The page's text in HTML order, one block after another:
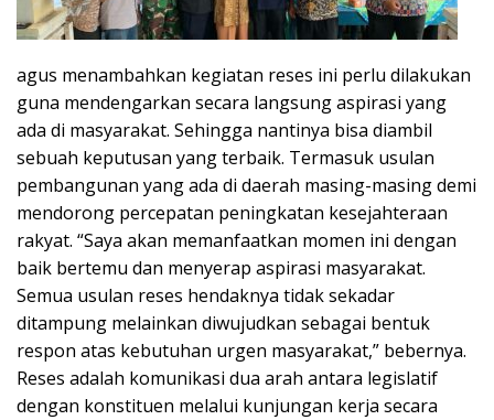
agus menambahkan kegiatan reses ini perlu dilakukan
guna mendengarkan secara langsung aspirasi yang
ada di masyarakat. Sehingga nantinya bisa diambil
sebuah keputusan yang terbaik. Termasuk usulan
pembangunan yang ada di daerah masing-masing demi
mendorong percepatan peningkatan kesejahteraan
rakyat. “Saya akan memanfaatkan momen ini dengan
baik bertemu dan menyerap aspirasi masyarakat.
Semua usulan reses hendaknya tidak sekadar
ditampung melainkan diwujudkan sebagai bentuk
respon atas kebutuhan urgen masyarakat,” bebernya.
Reses adalah komunikasi dua arah antara legislatif
dengan konstituen melalui kunjungan kerja secara